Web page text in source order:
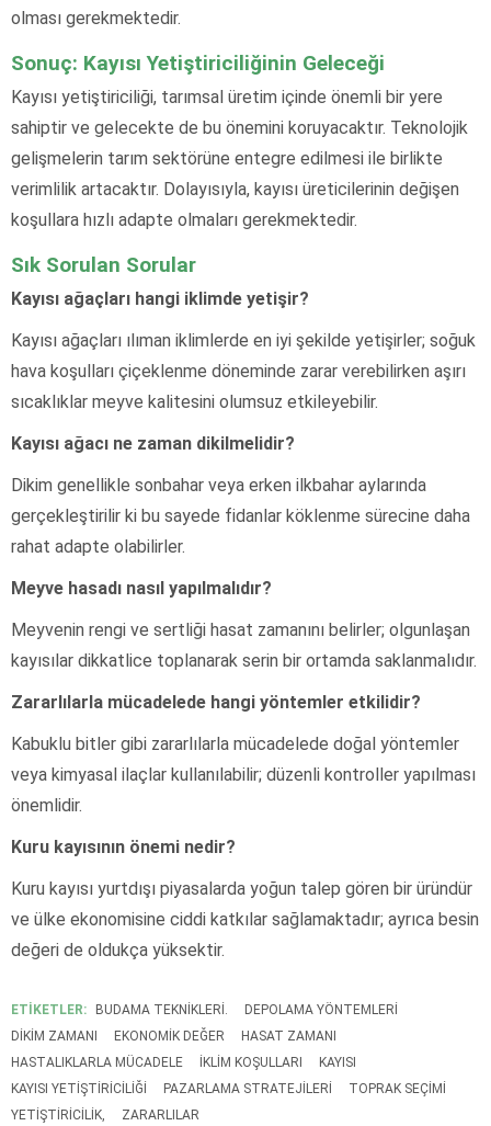
olması gerekmektedir.
Sonuç: Kayısı Yetiştiriciliğinin Geleceği
Kayısı yetiştiriciliği, tarımsal üretim içinde önemli bir yere
sahiptir ve gelecekte de bu önemini koruyacaktır. Teknolojik
gelişmelerin tarım sektörüne entegre edilmesi ile birlikte
verimlilik artacaktır. Dolayısıyla, kayısı üreticilerinin değişen
koşullara hızlı adapte olmaları gerekmektedir.
Sık Sorulan Sorular
Kayısı ağaçları hangi iklimde yetişir?
Kayısı ağaçları ılıman iklimlerde en iyi şekilde yetişirler; soğuk
hava koşulları çiçeklenme döneminde zarar verebilirken aşırı
sıcaklıklar meyve kalitesini olumsuz etkileyebilir.
Kayısı ağacı ne zaman dikilmelidir?
Dikim genellikle sonbahar veya erken ilkbahar aylarında
gerçekleştirilir ki bu sayede fidanlar köklenme sürecine daha
rahat adapte olabilirler.
Meyve hasadı nasıl yapılmalıdır?
Meyvenin rengi ve sertliği hasat zamanını belirler; olgunlaşan
kayısılar dikkatlice toplanarak serin bir ortamda saklanmalıdır.
Zararlılarla mücadelede hangi yöntemler etkilidir?
Kabuklu bitler gibi zararlılarla mücadelede doğal yöntemler
veya kimyasal ilaçlar kullanılabilir; düzenli kontroller yapılması
önemlidir.
Kuru kayısının önemi nedir?
Kuru kayısı yurtdışı piyasalarda yoğun talep gören bir üründür
ve ülke ekonomisine ciddi katkılar sağlamaktadır; ayrıca besin
değeri de oldukça yüksektir.
ETİKETLER: BUDAMA TEKNIKLERI.
DEPOLAMA YÖNTEMLERI
DIKIM ZAMANI
EKONOMIK DEĞER
HASAT ZAMANI
HASTALIKLARLA MÜCADELE
İKLIM KOŞULLARI
KAYISI
KAYISI YETIŞTIRICILIĞI
PAZARLAMA STRATEJILERI
TOPRAK SEÇIMI
YETIŞTIRICILIK,
ZARARLILAR